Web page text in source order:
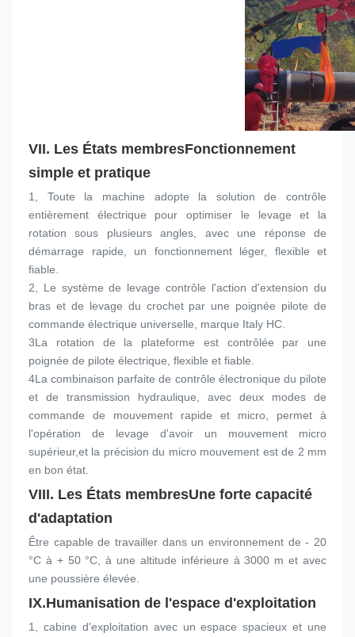
VII. Les États membresFonctionnement
simple et pratique
1, Toute la machine adopte la solution de contrôle
entièrement électrique pour optimiser le levage et la
rotation sous plusieurs angles, avec une réponse de
démarrage rapide, un fonctionnement léger, flexible et
fiable.
2, Le système de levage contrôle l'action d'extension du
bras et de levage du crochet par une poignée pilote de
commande électrique universelle, marque Italy HC.
3La rotation de la plateforme est contrôlée par une
poignée de pilote électrique, flexible et fiable.
4La combinaison parfaite de contrôle électronique du pilote
et de transmission hydraulique, avec deux modes de
commande de mouvement rapide et micro, permet à
l'opération de levage d'avoir un mouvement micro
supérieur,et la précision du micro mouvement est de 2 mm
en bon état.
VIII. Les États membresUne forte capacité
d'adaptation
Être capable de travailler dans un environnement de - 20
°C à + 50 °C, à une altitude inférieure à 3000 m et avec
une poussière élevée.
IX.Humanisation de l'espace d'exploitation
1, cabine d'exploitation avec un espace spacieux et une